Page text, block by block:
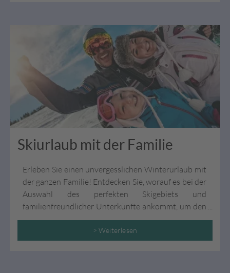
Skiurlaub mit der Familie
Erleben Sie einen unvergesslichen Winterurlaub mit
der ganzen Familie! Entdecken Sie, worauf es bei der
Auswahl des perfekten Skigebiets und
familienfreundlicher Unterkünfte ankommt, um den
Skiurlaub für Groß und Klein zu einem Highlight des
> Weiterlesen